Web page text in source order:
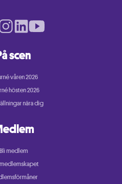
scen
våren 2026
hösten 2026
nära dig
Bli medlem
page
Instagram page
LinkedIn pageYoutube page